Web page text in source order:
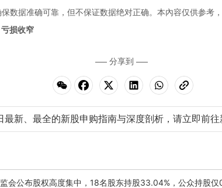
数据准确可靠，但不保证数据绝对正确。本內容仅供参考
亏损收窄
分享到
最新、最全的新股申购指南与深度剖析，请立即前往
会公布股权高度集中，18名股东持股33.04%，公众持股仅